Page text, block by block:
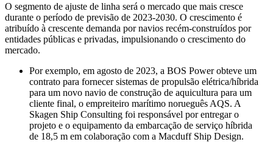
O segmento de ajuste de linha será o mercado que mais cresce
durante o período de previsão de 2023-2030. O crescimento é
atribuído à crescente demanda por navios recém-construídos por
entidades públicas e privadas, impulsionando o crescimento do
mercado.
Por exemplo, em agosto de 2023, a BOS Power obteve um
contrato para fornecer sistemas de propulsão elétrica/híbrida
para um novo navio de construção de aquicultura para um
cliente final, o empreiteiro marítimo norueguês AQS. A
Skagen Ship Consulting foi responsável por entregar o
projeto e o equipamento da embarcação de serviço híbrida
de 18,5 m em colaboração com a Macduff Ship Design.